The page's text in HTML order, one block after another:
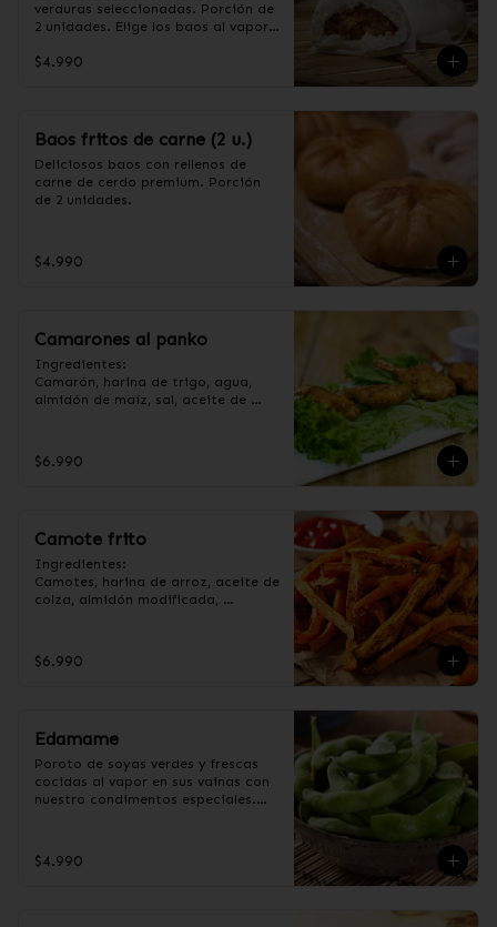
verduras seleccionadas. Porción de
2 unidades. Elige los baos al vapor
$4.990
Baos fritos de carne (2 u.)
Deliciosos baos con rellenos de
carne de cerdo premium. Porción
de 2 unidades.
$4.990
Camarones al panko
Ingredientes:
Camarón, harina de trigo, agua,
almidón de maíz, sal, aceite de
$6.990
Camote frito
Ingredientes:
Camotes, harina de arroz, aceite de
colza, almidón modificada,
$6.990
Edamame
Poroto de soyas verdes y frescas
cocidas al vapor en sus vainas con
nuestro condimentos especiales.
Poroto de soya con vaina,
pimienta, sal, ajo, cebollín y azúcar.
$4.990